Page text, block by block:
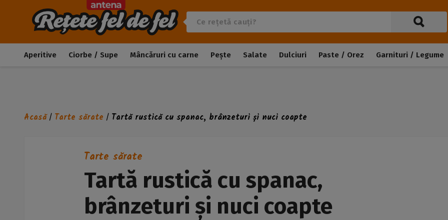
Aperitive Ciorbe / Supe Mâncăruri cu carne Pește Salate Dulciuri Paste / Orez Garnituri / Legume
Acasă/ Tarte sărate / Tartă rustică cu spanac, brânzeturi și nuci coapte
Tarte sărate
Tartă rustică cu spanac,
brânzeturi și nuci coapte